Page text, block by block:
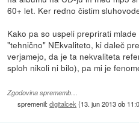
60+ let. Ker redno čistim
Kako pa so uspeli preprirati
"tehnično" NEkvaliteto, ki daleč
verjamejo, da je ta nekvaliteta
sploh nikoli ni bilo), pa mi je
Zgodovina sprememb…
spremenil:digitalcek(13. jun 2013 ob